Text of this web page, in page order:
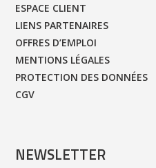
ESPACE CLIENT
LIENS PARTENAIRES
OFFRES D’EMPLOI
MENTIONS LÉGALES
PROTECTION DES DONNÉES
CGV
NEWSLETTER